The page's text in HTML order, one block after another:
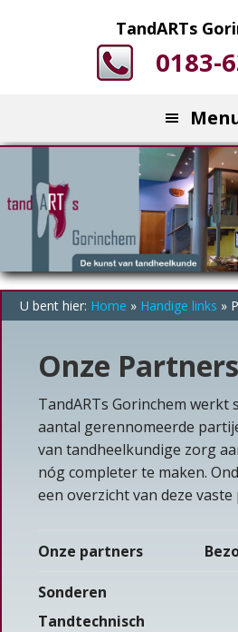
TandARTs
0183-
U bent hier: Home » Handige links »
Onze Partners
TandARTs Gorinchem werkt
aantal gerennomeerde
van tandheelkundige zorg
nóg completer te maken.
een overzicht van deze
Onze partners
Sonderen
Tandtechnisch